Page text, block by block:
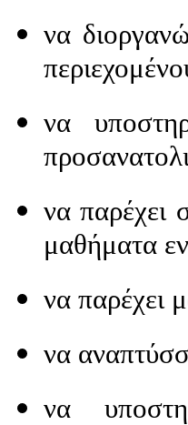
να
να
να παρέχει
μαθήματα
να παρέχει
να
να